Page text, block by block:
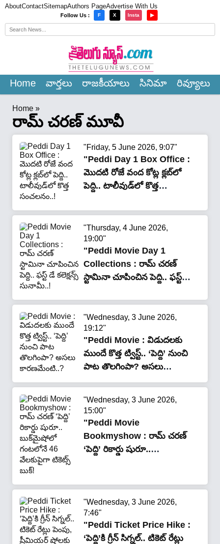
AboutContactSitemapAuthors PageAdvertise With Us
Follow Us : F X Insta ▶
Home వార్త‌లు రాజ‌కీయాలు సినిమా రివ్యూలు
Home »
రామ్ చరణ్ మూవీ
"Friday, 5 June 2026, 9:07"
"Peddi Day 1 Box Office :
మొదటి రోజే వంద కోట్ల క్లబ్‌లో
పెద్ది.. టాలీవుడ్‌లో కొత్త
"Thursday, 4 June 2026,
19:00"
"Peddi Movie Day 1
Collections : రామ్ చరణ్
స్టామినా చూపించిన పెద్ది.. ఫ‌స్ట్ డే
"Wednesday, 3 June 2026,
19:12"
"Peddi Movie : విడుదలకు
ముందే కొత్త ట్విస్ట్.. ‘పెద్ది’ నుంచి
పాట తొలగింపా? అసలు
కారణమేంటి..?"
"Wednesday, 3 June 2026,
15:00"
"Peddi Movie
Bookmyshow : రామ్ చరణ్
‘పెద్ది’ రికార్డు షురూ..
"Wednesday, 3 June 2026,
7:46"
"Peddi Ticket Price Hike :
‘పెద్ది’కి గ్రీన్ సిగ్నల్.. టికెట్ రేట్లు